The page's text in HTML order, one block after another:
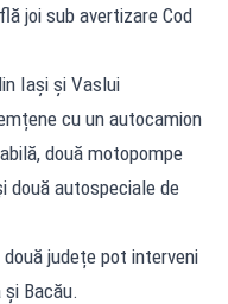
joi sub avertizare Cod
Iași și Vaslui
cu un autocamion
două motopompe
două autospeciale de
județe pot interveni
Bacău.